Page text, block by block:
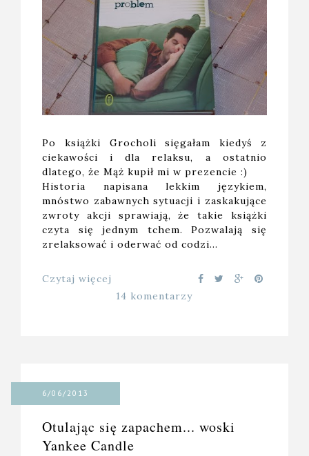
Po książki Grocholi sięgałam kiedyś z
ciekawości i dla relaksu, a ostatnio
dlatego, że Mąż kupił mi w prezencie :)
Historia napisana lekkim językiem,
mnóstwo zabawnych sytuacji i zaskakujące
zwroty akcji sprawiają, że takie książki
czyta się jednym tchem. Pozwalają się
zrelaksować i oderwać od codzi…
Czytaj więcej
14 komentarzy
6/06/2013
Otulając się zapachem... woski
Yankee Candle